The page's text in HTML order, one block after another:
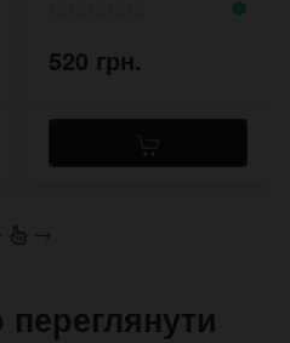
520 грн.
→